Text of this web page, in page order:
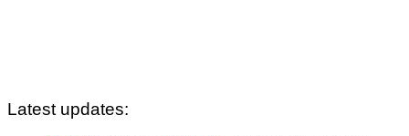
Latest updates: